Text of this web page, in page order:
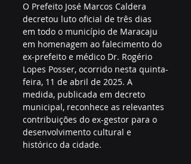
O Prefeito José Marcos Caldera
decretou luto oficial de três dias
em todo o município de Maracaju
em homenagem ao falecimento do
ex-prefeito e médico Dr. Rogério
Lopes Posser, ocorrido nesta quinta-
feira, 11 de abril de 2025. A
medida, publicada em decreto
municipal, reconhece as relevantes
contribuições do ex-gestor para o
desenvolvimento cultural e
histórico da cidade.